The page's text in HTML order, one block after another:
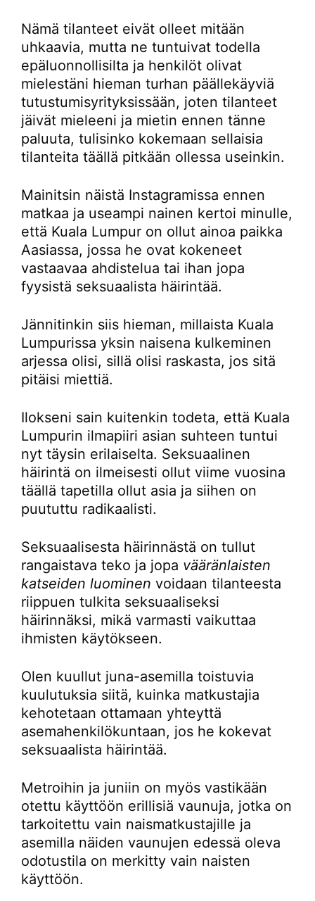
Nämä tilanteet eivät olleet mitään
uhkaavia, mutta ne tuntuivat todella
epäluonnollisilta ja henkilöt olivat
mielestäni hieman turhan päällekäyviä
tutustumisyrityksissään, joten tilanteet
jäivät mieleeni ja mietin ennen tänne
paluuta, tulisinko kokemaan sellaisia
tilanteita täällä pitkään ollessa useinkin.
Mainitsin näistä Instagramissa ennen
matkaa ja useampi nainen kertoi minulle,
että Kuala Lumpur on ollut ainoa paikka
Aasiassa, jossa he ovat kokeneet
vastaavaa ahdistelua tai ihan jopa
fyysistä seksuaalista häirintää.
Jännitinkin siis hieman, millaista Kuala
Lumpurissa yksin naisena kulkeminen
arjessa olisi, sillä olisi raskasta, jos sitä
pitäisi miettiä.
Ilokseni sain kuitenkin todeta, että Kuala
Lumpurin ilmapiiri asian suhteen tuntui
nyt täysin erilaiselta. Seksuaalinen
häirintä on ilmeisesti ollut viime vuosina
täällä tapetilla ollut asia ja siihen on
puututtu radikaalisti.
Seksuaalisesta häirinnästä on tullut
rangaistava teko ja jopa vääränlaisten
katseiden luominen voidaan tilanteesta
riippuen tulkita seksuaaliseksi
häirinnäksi, mikä varmasti vaikuttaa
ihmisten käytökseen.
Olen kuullut juna-asemilla toistuvia
kuulutuksia siitä, kuinka matkustajia
kehotetaan ottamaan yhteyttä
asemahenkilökuntaan, jos he kokevat
seksuaalista häirintää.
Metroihin ja juniin on myös vastikään
otettu käyttöön erillisiä vaunuja, jotka on
tarkoitettu vain naismatkustajille ja
asemilla näiden vaunujen edessä oleva
odotustila on merkitty vain naisten
käyttöön.